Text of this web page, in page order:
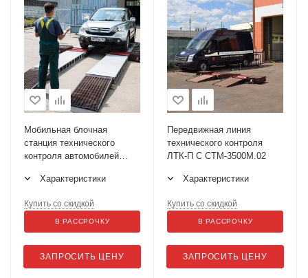
Мобильная блочная
станция технического
контроля автомобилей
Характеристики
ЗАПРОСИТЬ ЦЕНУ
Купить со скидкой
В РАССРОЧКУ
Передвижная линия
технического контроля
ЛТК-П С СТМ-3500М.02
Характеристики
ЗАПРОСИТЬ ЦЕНУ
Купить со скидкой
В РАССРОЧКУ